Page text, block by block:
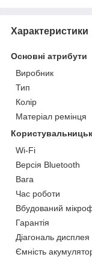
Характеристики
Основні атрибути
Виробник
Тип
Колір
Матеріал ремінця
Wi-Fi
Версія Bluetooth
Вага
Час роботи
Вбудований
Гарантія
Діагональ дисплея
Ємність